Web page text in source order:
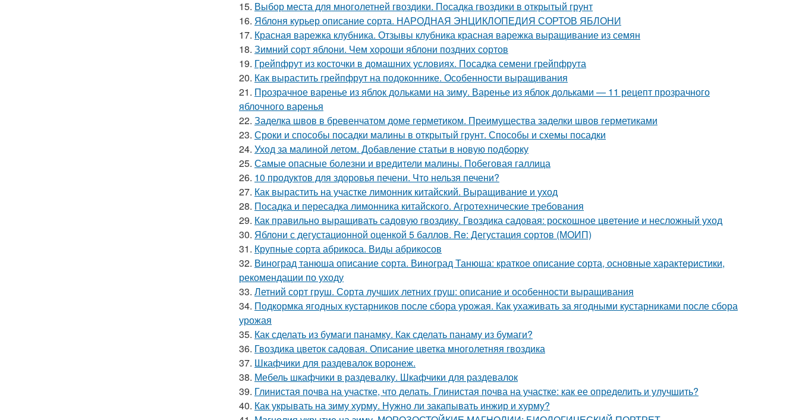
15. Выбор места для многолетней гвоздики. Посадка гвоздики в открытый грунт
16. Яблоня курьер описание сорта. НАРОДНАЯ ЭНЦИКЛОПЕДИЯ СОРТОВ ЯБЛОНИ
17. Красная варежка клубника. Отзывы клубника красная варежка выращивание из семян
18. Зимний сорт яблони. Чем хороши яблони поздних сортов
19. Грейпфрут из косточки в домашних условиях. Посадка семени грейпфрута
20. Как вырастить грейпфрут на подоконнике. Особенности выращивания
21. Прозрачное варенье из яблок дольками на зиму. Варенье из яблок дольками — 11 рецепт прозрачного
яблочного варенья
22. Заделка швов в бревенчатом доме герметиком. Преимущества заделки швов герметиками
23. Сроки и способы посадки малины в открытый грунт. Способы и схемы посадки
24. Уход за малиной летом. Добавление статьи в новую подборку
25. Самые опасные болезни и вредители малины. Побеговая галлица
26. 10 продуктов для здоровья печени. Что нельзя печени?
27. Как вырастить на участке лимонник китайский. Выращивание и уход
28. Посадка и пересадка лимонника китайского. Агротехнические требования
29. Как правильно выращивать садовую гвоздику. Гвоздика садовая: роскошное цветение и несложный уход
30. Яблони с дегустационной оценкой 5 баллов. Re: Дегустация сортов (МОИП)
31. Крупные сорта абрикоса. Виды абрикосов
32. Виноград танюша описание сорта. Виноград Танюша: краткое описание сорта, основные характеристики,
рекомендации по уходу
33. Летний сорт груш. Сорта лучших летних груш: описание и особенности выращивания
34. Подкормка ягодных кустарников после сбора урожая. Как ухаживать за ягодными кустарниками после сбора
урожая
35. Как сделать из бумаги панамку. Как сделать панаму из бумаги?
36. Гвоздика цветок садовая. Описание цветка многолетняя гвоздика
37. Шкафчики для раздевалок воронеж.
38. Мебель шкафчики в раздевалку. Шкафчики для раздевалок
39. Глинистая почва на участке, что делать. Глинистая почва на участке: как ее определить и улучшить?
40. Как укрывать на зиму хурму. Нужно ли закапывать инжир и хурму?